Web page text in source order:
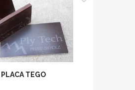
PLACA TEGO